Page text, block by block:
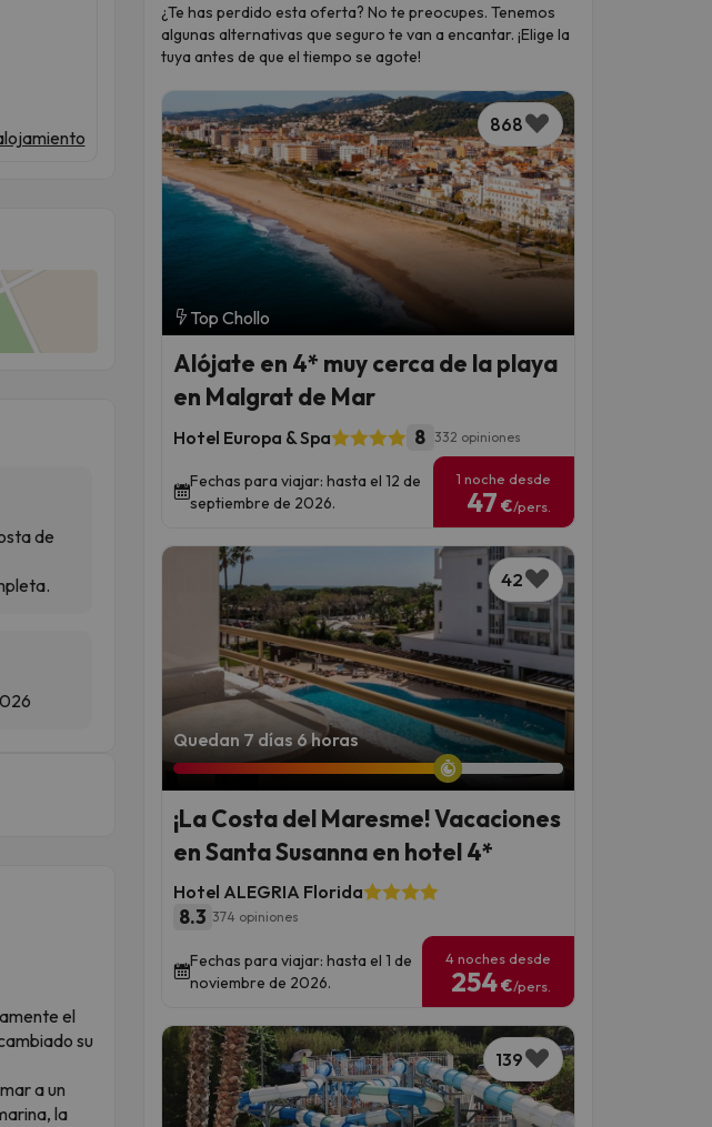
de
el
su
a un
la
¿Te has perdido esta oferta? No te preocupes. Tenemos
algunas alternativas que seguro te van a encantar. ¡Elige la
tuya antes de que el tiempo se agote!
868
Top Chollo
Alójate en 4* muy cerca de la playa
en Malgrat de Mar
Hotel Europa & Spa 8 332 opiniones
Fechas para viajar: hasta el 12 de
septiembre de 2026.
1 noche desde
47 €/pers.
42
Quedan 7 días 6 horas
¡La Costa del Maresme! Vacaciones
en Santa Susanna en hotel 4*
Hotel ALEGRIA Florida
8.3 374 opiniones
Fechas para viajar: hasta el 1 de
noviembre de 2026.
4 noches desde
254€/pers.
139